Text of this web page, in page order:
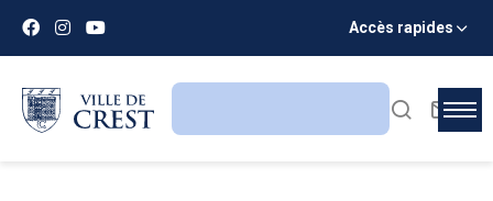
Accès rapides